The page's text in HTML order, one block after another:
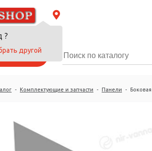
?
другой
товаров
- Комплектующие и запчасти - Панели -